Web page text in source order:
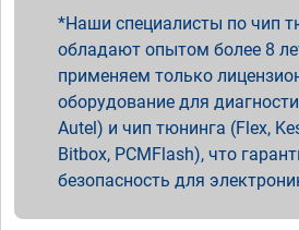
Наши специалисты по чип
обладают опытом более 8
применяем только
оборудование для
Autel) и чип тюнинга (Flex,
Bitbox, PCMFlash), что
безопасность для